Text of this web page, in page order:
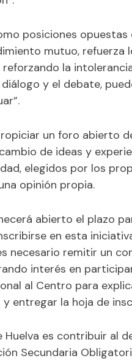
posiciones opuestas
mutuo, refuerza
la
y el debate,
un foro abierto
de ideas y
elegidos por los
opinión propia.
abierto el plazo
en esta
necesario remitir un
interés en
al Centro para
entregar la hoja de
es contribuir al
Secundaria